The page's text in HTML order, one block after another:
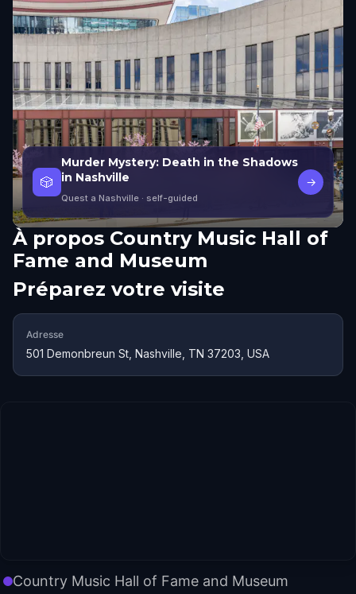
🎲
Murder Mystery: Death in the Shadows
in Nashville
Quest a Nashville · self-guided
→
À propos Country Music Hall of
Fame and Museum
Préparez votre visite
Adresse
501 Demonbreun St, Nashville, TN 37203, USA
Country Music Hall of Fame and Museum